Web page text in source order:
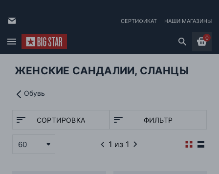
СЕРТИФИКАТ НАШИ МАГАЗИНЫ
0
ЖЕНСКИЕ САНДАЛИИ, СЛАНЦЫ
Обувь
СОРТИРОВКА ФИЛЬТР
60 1 из 1